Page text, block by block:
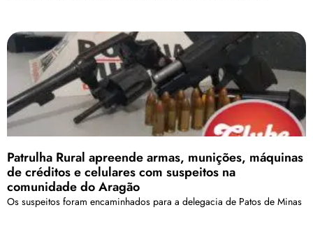
Patrulha Rural apreende armas, munições, máquinas
de créditos e celulares com suspeitos na
comunidade do Aragão
Os suspeitos foram encaminhados para a delegacia de Patos de Minas